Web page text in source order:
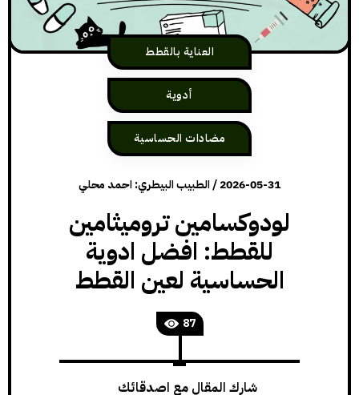
العناية بالقطط
أدوية
مضادات الحساسية
2026-05-31
/الطبيب البيطري: احمد محلي
لودوكسامين تروميثامين
للقطط: افضل ادوية
الحساسية لعين القطط
87
شارك المقال مع اصدقائك